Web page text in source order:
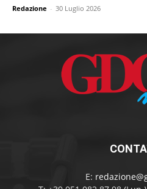
Redazione - 30 Luglio 2026
E: